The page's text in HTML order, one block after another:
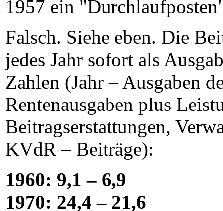
1957 ein
Falsch. Siehe eben. Die
jedes Jahr sofort als
Zahlen (Jahr – Ausgaben
Rentenausgaben plus
Beitragserstattungen,
KVdR – Beiträge):
1960: 9,1 – 6,9
1970: 24,4 – 21,6